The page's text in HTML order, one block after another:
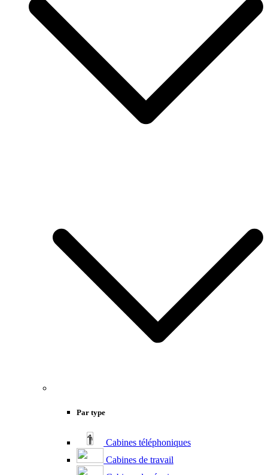
Par type
Cabines téléphoniques
Cabines de travail